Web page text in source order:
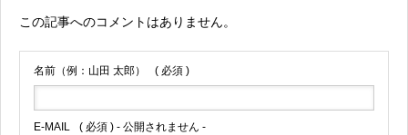
この記事へのコメントはありません。
名前（例：山田 太郎） ( 必須 )
E-MAIL ( 必須 ) - 公開されません -